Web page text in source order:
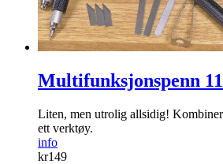
Multifunksjonspenn
Liten, men utrolig allsidig!
ett verktøy.
info
kr149